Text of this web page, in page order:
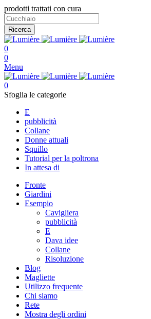
prodotti trattati con cura
Ricerca
0
0
Menu
0
Sfoglia le categorie
E
pubblicità
Collane
Donne attuali
Squillo
Tutorial per la poltrona
In attesa di
Fronte
Giardini
Esempio
Cavigliera
pubblicità
E
Dava idee
Collane
Risoluzione
Blog
Magliette
Utilizzo frequente
Chi siamo
Rete
Mostra degli ordini